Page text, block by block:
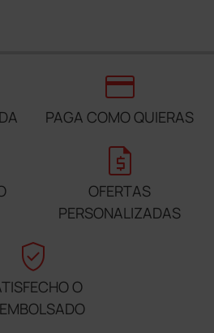
credit_card
PAGA COMO QUIERAS
request_quote
OFERTAS
PERSONALIZADAS
verified_user
O